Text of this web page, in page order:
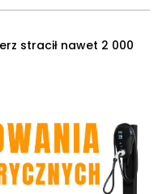
stracił nawet 2 000